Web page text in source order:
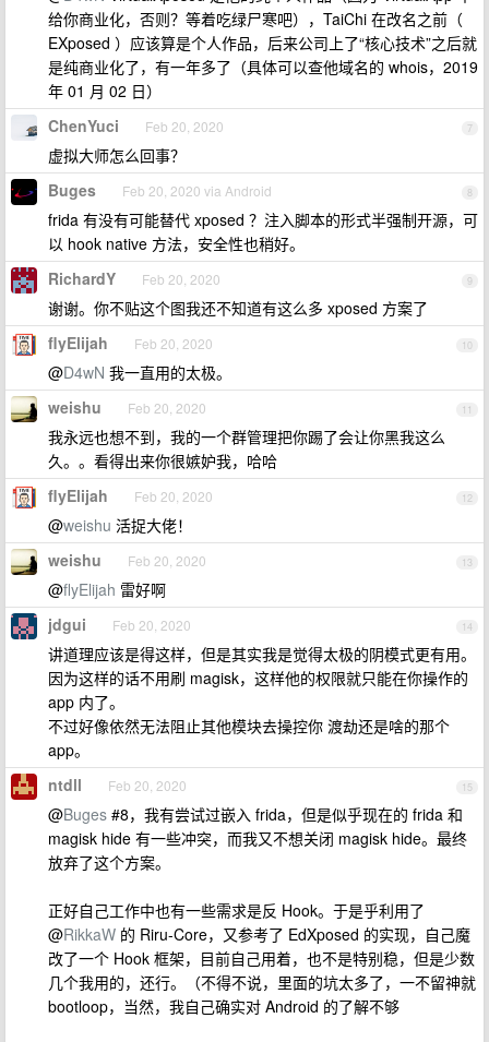
给你商业化，否则？等着吃绿尸寒吧），TaiChi 在改名之前（
EXposed ）应该算是个人作品，后来公司上了“核心技术”之后就
是纯商业化了，有一年多了（具体可以查他域名的 whois，2019
年 01 月 02 日）
7
ChenYuci Feb 20, 2020
虚拟大师怎么回事？
8
Buges Feb 20, 2020 via Android
frida 有没有可能替代 xposed ？注入脚本的形式半强制开源，可
以 hook native 方法，安全性也稍好。
9
RichardY Feb 20, 2020
谢谢。你不贴这个图我还不知道有这么多 xposed 方案了
10
flyElijah Feb 20, 2020
@D4wN 我一直用的太极。
11
weishu Feb 20, 2020
我永远也想不到，我的一个群管理把你踢了会让你黑我这么
久。。看得出来你很嫉妒我，哈哈
12
flyElijah Feb 20, 2020
@weishu 活捉大佬！
13
weishu Feb 20, 2020
@flyElijah 雷好啊
14
jdgui Feb 20, 2020
讲道理应该是得这样，但是其实我是觉得太极的阴模式更有用。
因为这样的话不用刷 magisk，这样他的权限就只能在你操作的
app 内了。
不过好像依然无法阻止其他模块去操控你 渡劫还是啥的那个
app。
15
ntdll Feb 20, 2020
@Buges #8，我有尝试过嵌入 frida，但是似乎现在的 frida 和
magisk hide 有一些冲突，而我又不想关闭 magisk hide。最终
放弃了这个方案。
正好自己工作中也有一些需求是反 Hook。于是乎利用了
@RikkaW 的 Riru-Core，又参考了 EdXposed 的实现，自己魔
改了一个 Hook 框架，目前自己用着，也不是特别稳，但是少数
几个我用的，还行。（不得不说，里面的坑太多了，一不留神就
bootloop，当然，我自己确实对 Android 的了解不够